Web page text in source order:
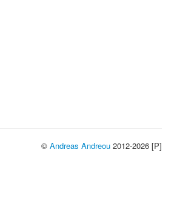
© Andreas Andreou 2012-2026 [P]